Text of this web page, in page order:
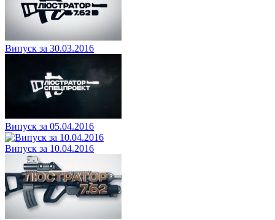
Випуск за 30.03.2016
Випуск за 05.04.2016
Випуск за 10.04.2016